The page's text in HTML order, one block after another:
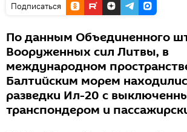
Подписаться
По данным Объединенного
Вооруженных сил Литвы, в
международном
Балтийским морем
разведки Ил-20 с
транспондером и